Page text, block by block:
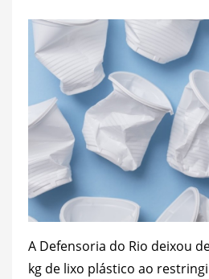
A Defensoria do Rio deixou
kg de lixo plástico ao